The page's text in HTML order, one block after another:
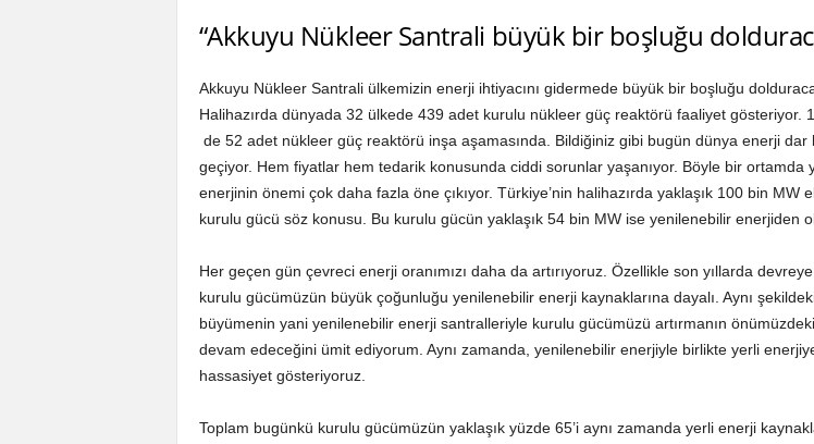
“Akkuyu Nükleer Santrali büyük bir boşluğu
Akkuyu Nükleer Santrali ülkemizin enerji ihtiyacını gidermede büyük bir boşluğu
Halihazırda dünyada 32 ülkede 439 adet kurulu nükleer güç reaktörü faaliyet gösteriyor.
de 52 adet nükleer güç reaktörü inşa aşamasında. Bildiğiniz gibi bugün dünya enerji dar
geçiyor. Hem fiyatlar hem tedarik konusunda ciddi sorunlar yaşanıyor. Böyle bir ortamda
enerjinin önemi çok daha fazla öne çıkıyor. Türkiye’nin halihazırda yaklaşık 100 bin MW
kurulu gücü söz konusu. Bu kurulu gücün yaklaşık 54 bin MW ise yenilenebilir enerjiden
Her geçen gün çevreci enerji oranımızı daha da artırıyoruz. Özellikle son yıllarda devreye
kurulu gücümüzün büyük çoğunluğu yenilenebilir enerji kaynaklarına dayalı. Aynı
büyümenin yani yenilenebilir enerji santralleriyle kurulu gücümüzü artırmanın
devam edeceğini ümit ediyorum. Aynı zamanda, yenilenebilir enerjiyle birlikte yerli
hassasiyet gösteriyoruz.
Toplam bugünkü kurulu gücümüzün yaklaşık yüzde 65’i aynı zamanda yerli enerji